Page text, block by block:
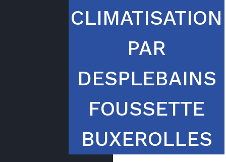
CLIMATISATION
PAR
DESPLEBAINS
FOUSSETTE
BUXEROLLES